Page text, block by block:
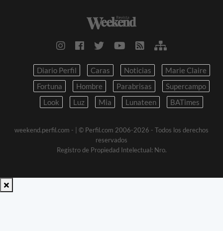
Diario Perfil Caras Noticias
Marie Claire
Fortuna
Hombre Parabrisas
Supercampo
Look
Luz Mia Lunateen BATimes
weekend.perfil.com -
| © Perfil.com 2006-2026 - Todos los derechos
reservados
Registro de Propiedad Intelectual: Nro.